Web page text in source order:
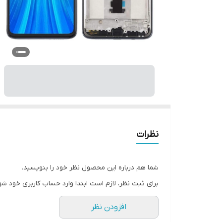
نظرات
شما هم درباره این محصول نظر خود را بنویسید.
برای ثبت نظر، لازم است ابتدا وارد حساب کاربری خود
افزودن نظر